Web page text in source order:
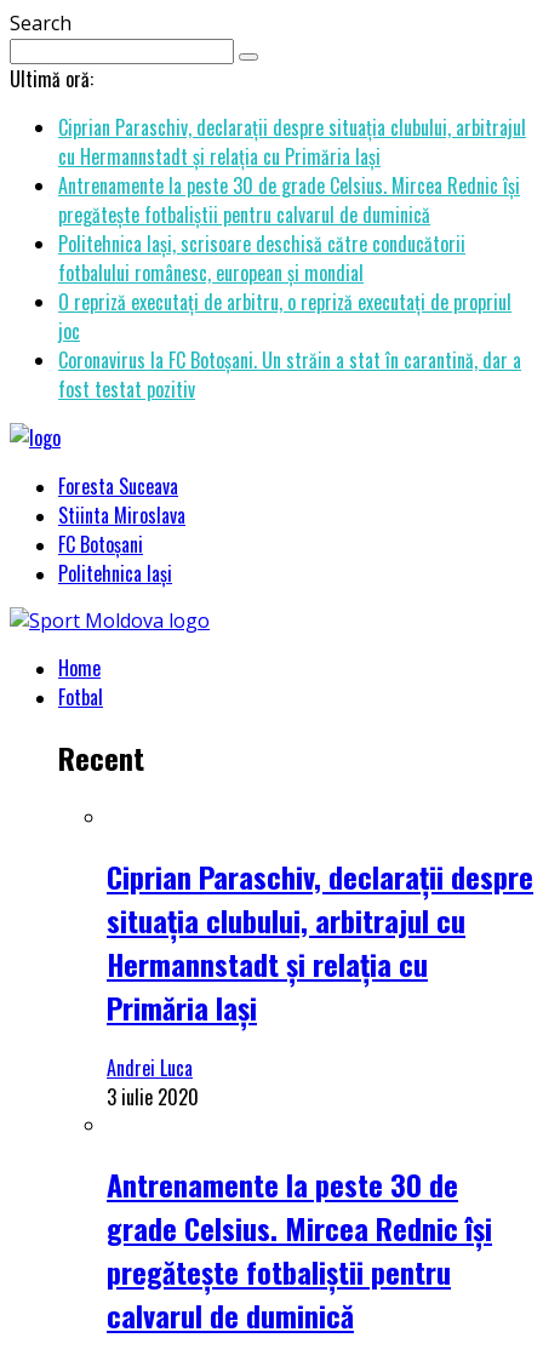
Search
Ultimă oră:
Ciprian Paraschiv, declarații despre situația clubului, arbitrajul
cu Hermannstadt și relația cu Primăria Iași
Antrenamente la peste 30 de grade Celsius. Mircea Rednic își
pregătește fotbaliștii pentru calvarul de duminică
Politehnica Iași, scrisoare deschisă către conducătorii
fotbalului românesc, european și mondial
O repriză executați de arbitru, o repriză executați de propriul
joc
Coronavirus la FC Botoșani. Un străin a stat în carantină, dar a
fost testat pozitiv
Foresta Suceava
Stiinta Miroslava
FC Botoșani
Politehnica Iași
Home
Fotbal
Recent
Ciprian Paraschiv, declarații despre
situația clubului, arbitrajul cu
Hermannstadt și relația cu
Primăria Iași
Andrei Luca
3 iulie 2020
Antrenamente la peste 30 de
grade Celsius. Mircea Rednic își
pregătește fotbaliștii pentru
calvarul de duminică